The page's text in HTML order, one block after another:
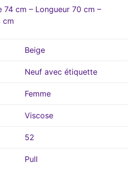
74 cm – Longueur 70 cm –
cm
Beige
Neuf avec étiquette
Femme
Viscose
52
Pull